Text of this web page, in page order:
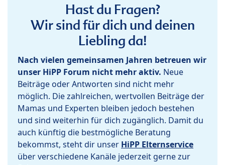
Hast du Fragen?
Wir sind für dich und deinen
Liebling da!
Nach vielen gemeinsamen Jahren betreuen wir
unser HiPP Forum nicht mehr aktiv. Neue
Beiträge oder Antworten sind nicht mehr
möglich. Die zahlreichen, wertvollen Beiträge der
Mamas und Experten bleiben jedoch bestehen
und sind weiterhin für dich zugänglich. Damit du
auch künftig die bestmögliche Beratung
bekommst, steht dir unser HiPP Elternservice
über verschiedene Kanäle jederzeit gerne zur